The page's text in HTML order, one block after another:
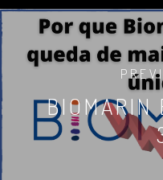
BIOMARIN